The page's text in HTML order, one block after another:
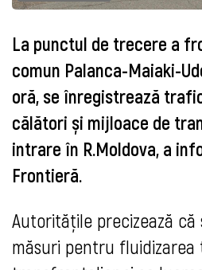
La punctul de trecere a
comun Palanca-Maiaki-
oră, se înregistrează
călători și mijloace de
intrare în R.Moldova, a
Frontieră.
Autorităţile precizează
măsuri pentru